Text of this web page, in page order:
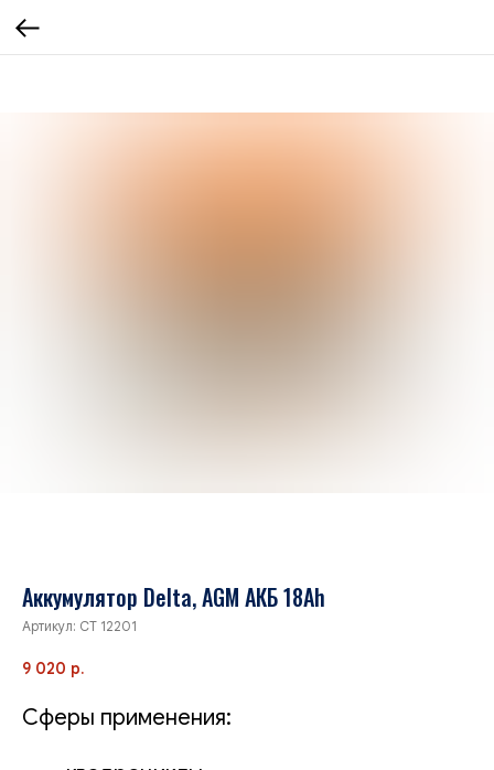
Аккумулятор Delta, AGM АКБ 18Ah
Артикул: CT 12201
9 020 р.
Сферы применения: